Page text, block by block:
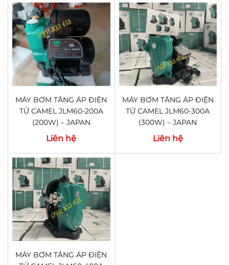
MÁY BƠM TĂNG ÁP ĐIỆN
TỬ CAMEL JLM60-200A
(200W) – JAPAN
Liên hệ
MÁY BƠM TĂNG ÁP ĐIỆN
TỬ CAMEL JLM60-300A
(300W) – JAPAN
Liên hệ
MÁY BƠM TĂNG ÁP ĐIỆN